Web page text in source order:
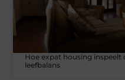
Hoe expat housing inspeelt
leefbalans